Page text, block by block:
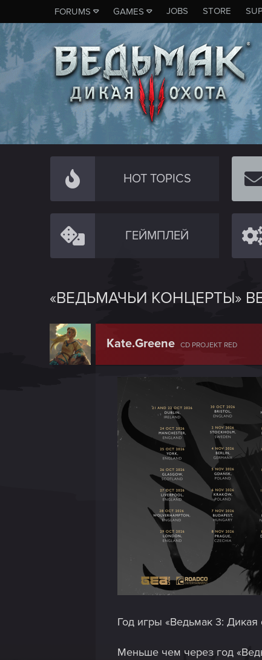
FORUMS GAMES JOBS STORE
HOT TOPICS
ГЕЙМПЛЕЙ
«ВЕДЬМАЧЬИ КОНЦЕРТЫ»
Kate.Greene CD PROJEKT RED
Год игры «Ведьмак 3: Дикая
Меньше чем через год